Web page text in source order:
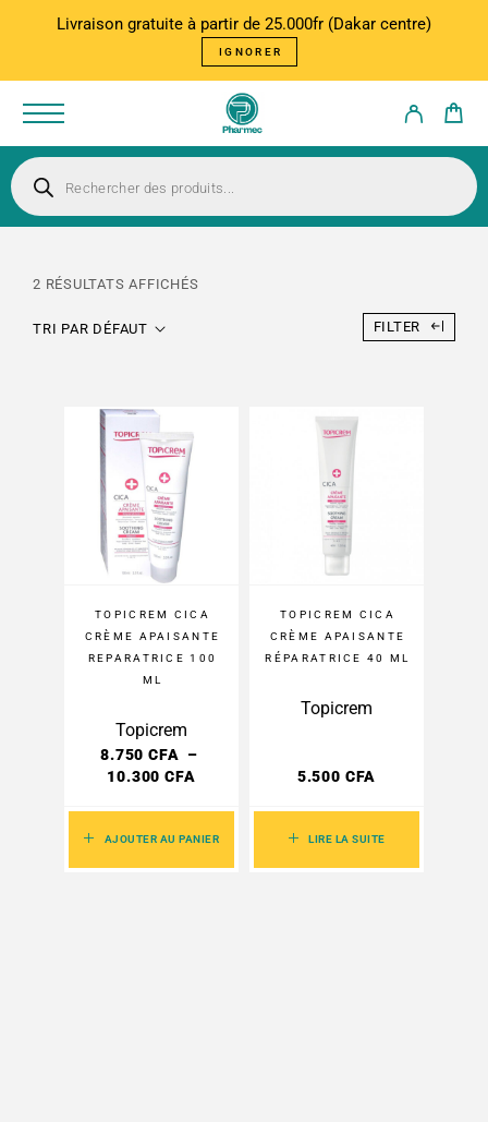
Livraison gratuite à partir de 25.000fr (Dakar centre)
IGNORER
2 RÉSULTATS AFFICHÉS
TRI PAR DÉFAUT FILTER
AJOUTER AU PANIER
TOPICREM CICA
CRÈME APAISANTE
REPARATRICE 100
ML
Topicrem
8.750CFA
–
10.300CFA
LIRE LA SUITE
TOPICREM CICA
CRÈME APAISANTE
RÉPARATRICE 40 ML
Topicrem
5.500 CFA